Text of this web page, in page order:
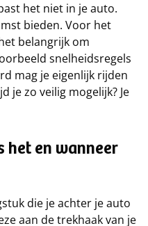
het niet in je auto.
bieden. Voor het
belangrijk om
snelheidsregels
mag je eigenlijk rijden
je zo veilig mogelijk? Je
het en wanneer
die je achter je auto
aan de trekhaak van je